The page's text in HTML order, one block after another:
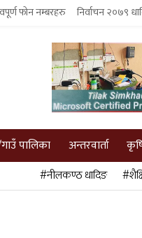
फोन नम्बरहरु निर्वाचन २०७९
पालिका अन्तरवार्ता
#नीलकण्ठ धादिङ